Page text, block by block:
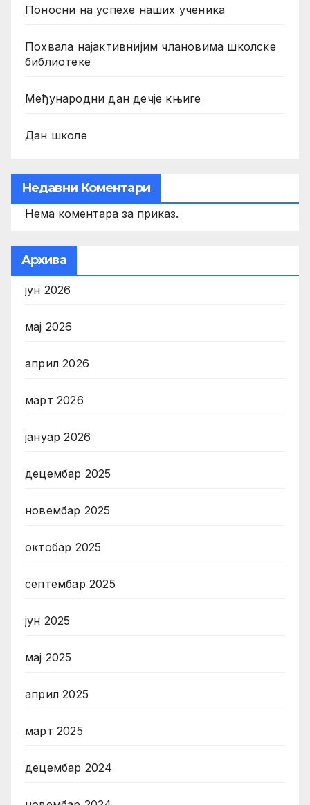
Поносни на успехе наших ученика
Похвала најактивнијим члановима школске
библиотеке
Међународни дан дечје књиге
Дан школе
Недавни Коментари
Нема коментара за приказ.
Aрхива
јун 2026
мај 2026
април 2026
март 2026
јануар 2026
децембар 2025
новембар 2025
октобар 2025
септембар 2025
јун 2025
мај 2025
април 2025
март 2025
децембар 2024